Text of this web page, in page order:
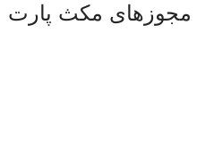
مجوزهای مکث پارت